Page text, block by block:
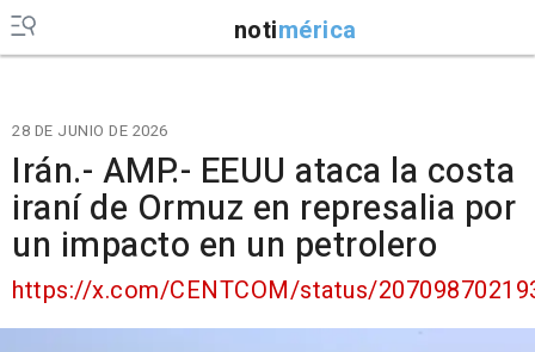
notimérica
28 DE JUNIO DE 2026
Irán.- AMP.- EEUU ataca la costa
iraní de Ormuz en represalia por
un impacto en un petrolero
https://x.com/CENTCOM/status/